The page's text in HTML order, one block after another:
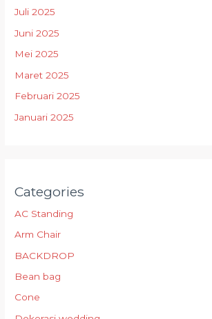
Juli 2025
Juni 2025
Mei 2025
Maret 2025
Februari 2025
Januari 2025
Categories
AC Standing
Arm Chair
BACKDROP
Bean bag
Cone